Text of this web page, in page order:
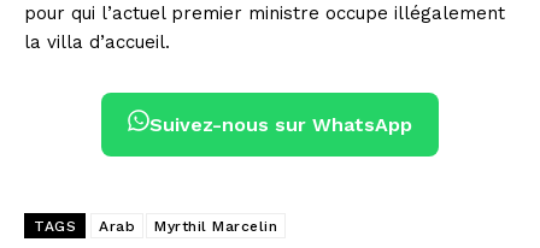
pour qui l’actuel premier ministre occupe illégalement
la villa d’accueil.
Suivez-nous sur WhatsApp
TAGS Arab Myrthil Marcelin